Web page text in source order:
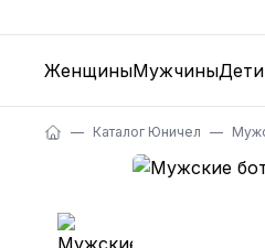
ЖенщиныМужчиныДети
Каталог Юничел